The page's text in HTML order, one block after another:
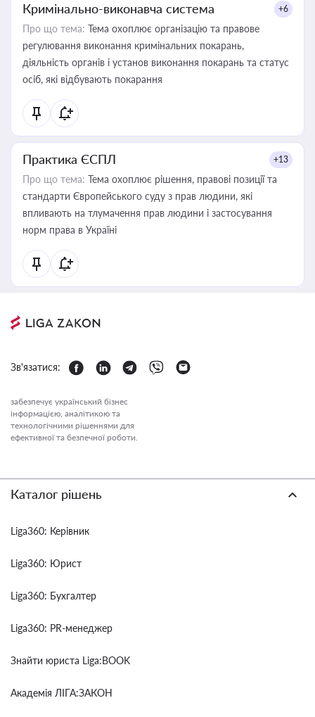
Кримінально-виконавча система +6
Про що тема: Тема охоплює організацію та правове
регулювання виконання кримінальних покарань,
діяльність органів і установ виконання покарань та статус
осіб, які відбувають покарання
Практика ЄСПЛ +13
Про що тема: Тема охоплює рішення, правові позиції та
стандарти Європейського суду з прав людини, які
впливають на тлумачення прав людини і застосування
норм права в Україні
Зв'язатися:
забезпечує український бізнес
інформацією, аналітикою та
технологічними рішеннями для
ефективної та безпечної роботи.
Каталог рішень
Liga360: Керівник
Liga360: Юрист
Liga360: Бухгалтер
Liga360: PR-менеджер
Знайти юриста Liga:BOOK
Академія ЛІГА:ЗАКОН